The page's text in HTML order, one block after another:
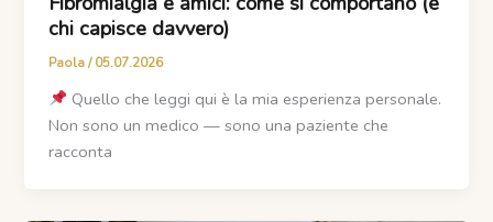
chi capisce davvero)
Paola/05.07.2026
Quello che leggi qui è la mia esperienza personale.
Non sono un medico — sono una paziente che
racconta